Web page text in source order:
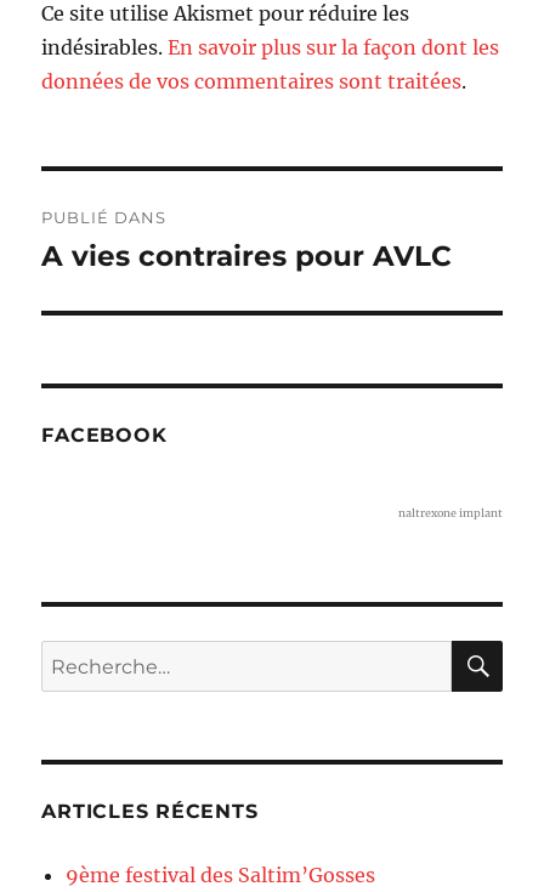
Ce site utilise Akismet pour réduire les
indésirables.En savoir plus sur la façon dont les
données de vos commentaires sont traitées.
de
PUBLIÉ DANS
A vies contraires pour AVLC
FACEBOOK
naltrexone implant
Recherche
pour :
ARTICLES RÉCENTS
9ème festival des Saltim’Gosses